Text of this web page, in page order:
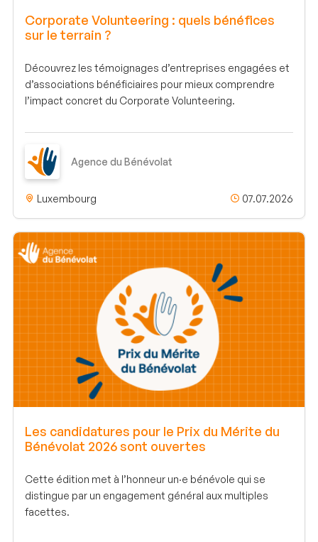
Corporate Volunteering : quels bénéfices
sur le terrain ?
Découvrez les témoignages d’entreprises engagées et
d’associations bénéficiaires pour mieux comprendre
l’impact concret du Corporate Volunteering.
Agence du Bénévolat
Luxembourg 07.07.2026
Les candidatures pour le Prix du Mérite du
Bénévolat 2026 sont ouvertes
Cette édition met à l’honneur un·e bénévole qui se
distingue par un engagement général aux multiples
facettes.